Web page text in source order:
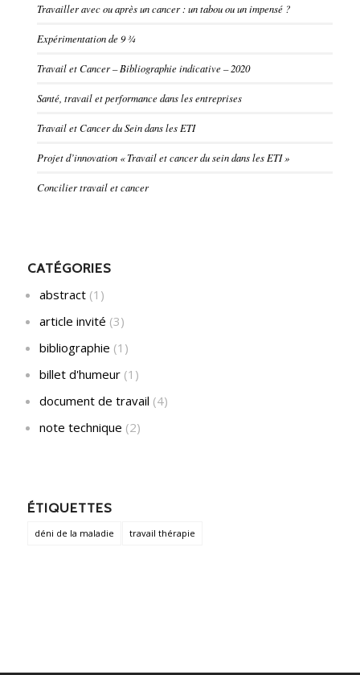
Travailler avec ou après un cancer : un tabou ou un impensé ?
Expérimentation de 9 ¾
Travail et Cancer – Bibliographie indicative – 2020
Santé, travail et performance dans les entreprises
Travail et Cancer du Sein dans les ETI
Projet d’innovation « Travail et cancer du sein dans les ETI »
Concilier travail et cancer
CATÉGORIES
abstract(1)
article invité (3)
bibliographie (1)
billet d'humeur(1)
document de travail (4)
note technique (2)
ÉTIQUETTES
déni de la maladie travail thérapie